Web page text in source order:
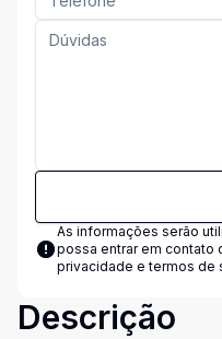
As informações serão
possa entrar em contato
privacidade e termos de
Descrição